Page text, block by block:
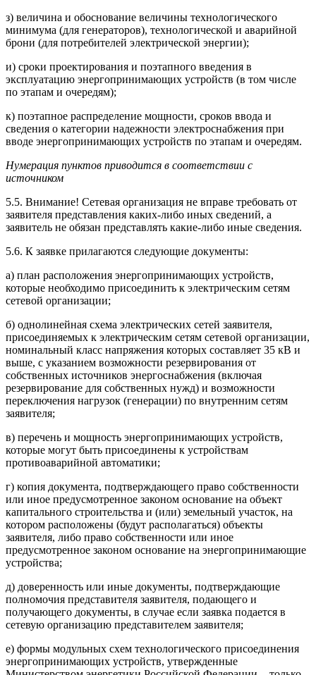
з) величина и обоснование величины технологического
минимума (для генераторов), технологической и аварийной
брони (для потребителей электрической энергии);
и) сроки проектирования и поэтапного введения в
эксплуатацию энергопринимающих устройств (в том числе
по этапам и очередям);
к) поэтапное распределение мощности, сроков ввода и
сведения о категории надежности электроснабжения при
вводе энергопринимающих устройств по этапам и очередям.
Нумерация пунктов приводится в соответствии с
источником
5.5. Внимание! Сетевая организация не вправе требовать от
заявителя представления каких-либо иных сведений, а
заявитель не обязан представлять какие-либо иные сведения.
5.6. К заявке прилагаются следующие документы:
а) план расположения энергопринимающих устройств,
которые необходимо присоединить к электрическим сетям
сетевой организации;
б) однолинейная схема электрических сетей заявителя,
присоединяемых к электрическим сетям сетевой организации,
номинальный класс напряжения которых составляет 35 кВ и
выше, с указанием возможности резервирования от
собственных источников энергоснабжения (включая
резервирование для собственных нужд) и возможности
переключения нагрузок (генерации) по внутренним сетям
заявителя;
в) перечень и мощность энергопринимающих устройств,
которые могут быть присоединены к устройствам
противоаварийной автоматики;
г) копия документа, подтверждающего право собственности
или иное предусмотренное законом основание на объект
капитального строительства и (или) земельный участок, на
котором расположены (будут располагаться) объекты
заявителя, либо право собственности или иное
предусмотренное законом основание на энергопринимающие
устройства;
д) доверенность или иные документы, подтверждающие
полномочия представителя заявителя, подающего и
получающего документы, в случае если заявка подается в
сетевую организацию представителем заявителя;
е) формы модульных схем технологического присоединения
энергопринимающих устройств, утвержденные